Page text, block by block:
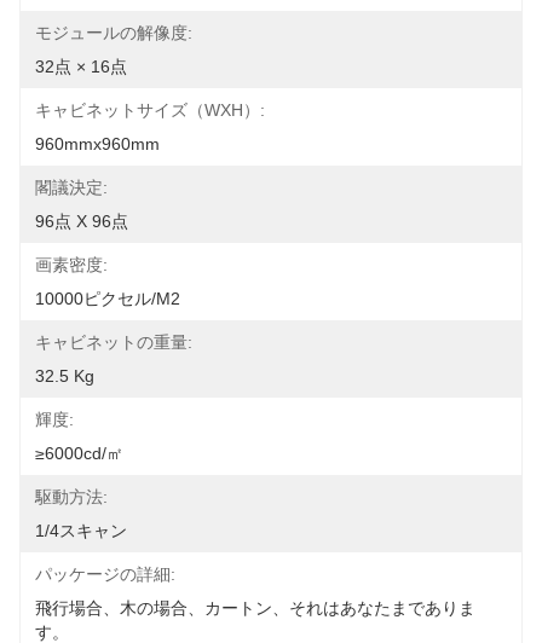
モジュールの解像度:
32点 × 16点
キャビネットサイズ（WXH）:
960mmx960mm
閣議決定:
96点 X 96点
画素密度:
10000ピクセル/m2
キャビネットの重量:
32.5 Kg
輝度:
≥6000cd/㎡
駆動方法:
1/4スキャン
パッケージの詳細:
飛行場合、木の場合、カートン、それはあなたまでありま
す。